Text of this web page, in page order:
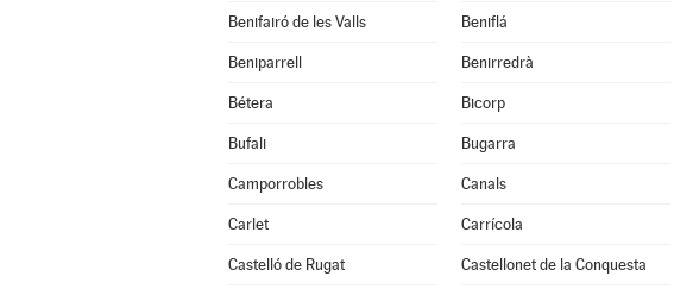
Benifairó de les Valls Beniflá
Beniparrell Benirredrà
Bétera Bicorp
Bufali Bugarra
Camporrobles Canals
Carlet Carrícola
Castelló de Rugat Castellonet de la Conquesta